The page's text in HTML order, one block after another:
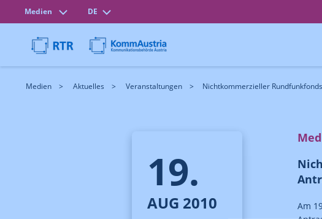
Medien DE
Medien Aktuelles Veranstaltungen Nichtkommerzieller
19.
AUG 2010
Am